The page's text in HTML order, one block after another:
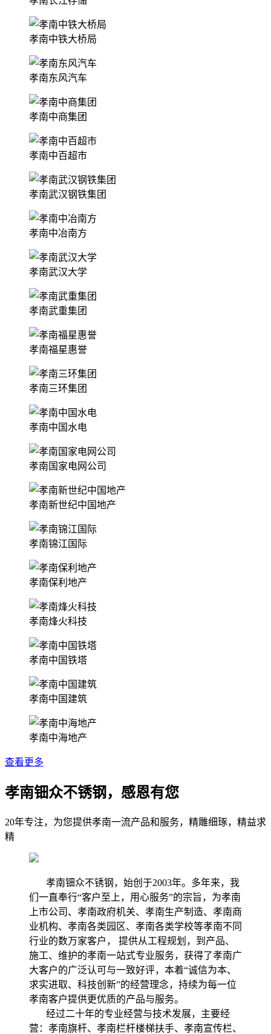
孝南中铁大桥局
孝南东风汽车
孝南中商集团
孝南中百超市
孝南武汉钢铁集团
孝南中冶南方
孝南武汉大学
孝南武重集团
孝南福星惠誉
孝南三环集团
孝南中国水电
孝南国家电网公司
孝南新世纪中国地产
孝南锦江国际
孝南保利地产
孝南烽火科技
孝南中国铁塔
孝南中国建筑
孝南中海地产
查看更多
孝南钿众不锈钢，感恩有您
20年专注，为您提供孝南一流产品和服务，精雕细琢，精益求
精
孝南钿众不锈钢，始创于2003年。多年来，我
们一直奉行“客户至上，用心服务”的宗旨，为孝南
上市公司、孝南政府机关、孝南生产制造、孝南商
业机构、孝南各类园区、孝南各类学校等孝南不同
行业的数万家客户， 提供从工程规划，到产品、
施工、维护的孝南一站式专业服务，获得了孝南广
大客户的广泛认可与一致好评，本着“诚信为本、
求实进取、科技创新”的经营理念，持续为每一位
孝南客户提供更优质的产品与服务。
经过二十年的专业经营与技术发展，主要经
营：孝南旗杆、孝南栏杆楼梯扶手、孝南宣传栏、